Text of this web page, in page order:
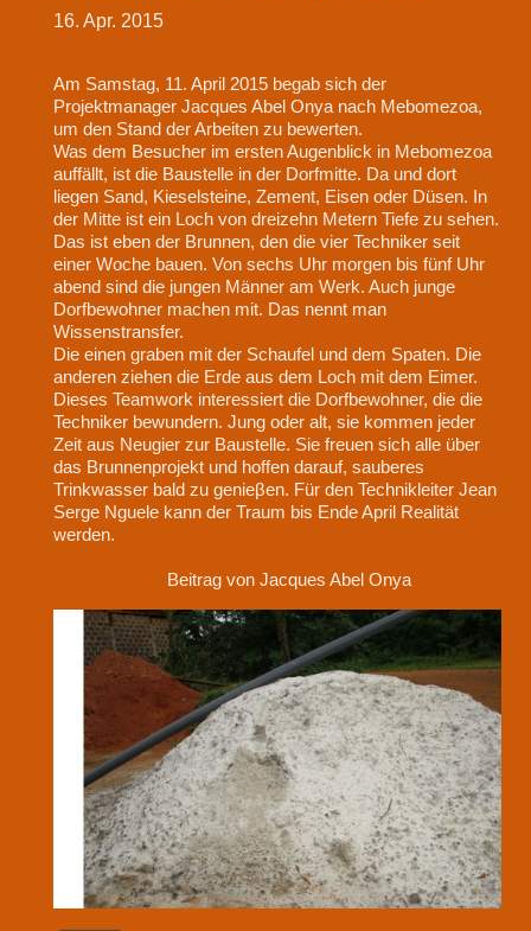
16. Apr. 2015
Am Samstag, 11. April 2015 begab sich der
Projektmanager Jacques Abel Onya nach Mebomezoa,
um den Stand der Arbeiten zu bewerten.
Was dem Besucher im ersten Augenblick in Mebomezoa
auffällt, ist die Baustelle in der Dorfmitte. Da und dort
liegen Sand, Kieselsteine, Zement, Eisen oder Düsen. In
der Mitte ist ein Loch von dreizehn Metern Tiefe zu sehen.
Das ist eben der Brunnen, den die vier Techniker seit
einer Woche bauen. Von sechs Uhr morgen bis fünf Uhr
abend sind die jungen Männer am Werk. Auch junge
Dorfbewohner machen mit. Das nennt man
Wissenstransfer.
Die einen graben mit der Schaufel und dem Spaten. Die
anderen ziehen die Erde aus dem Loch mit dem Eimer.
Dieses Teamwork interessiert die Dorfbewohner, die die
Techniker bewundern. Jung oder alt, sie kommen jeder
Zeit aus Neugier zur Baustelle. Sie freuen sich alle über
das Brunnenprojekt und hoffen darauf, sauberes
Trinkwasser bald zu genieβen. Für den Technikleiter Jean
Serge Nguele kann der Traum bis Ende April Realität
werden.
Beitrag von Jacques Abel Onya